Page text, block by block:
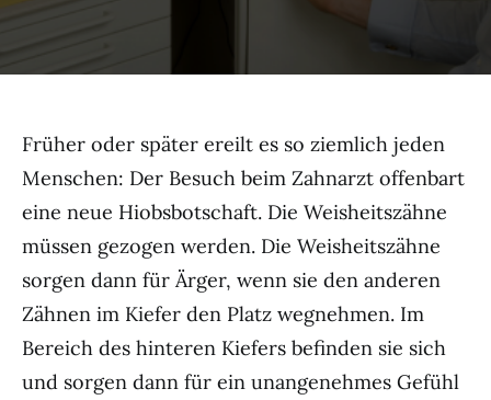
Früher oder später ereilt es so ziemlich jeden
Menschen: Der Besuch beim Zahnarzt offenbart
eine neue Hiobsbotschaft. Die Weisheitszähne
müssen gezogen werden. Die Weisheitszähne
sorgen dann für Ärger, wenn sie den anderen
Zähnen im Kiefer den Platz wegnehmen. Im
Bereich des hinteren Kiefers befinden sie sich
und sorgen dann für ein unangenehmes Gefühl